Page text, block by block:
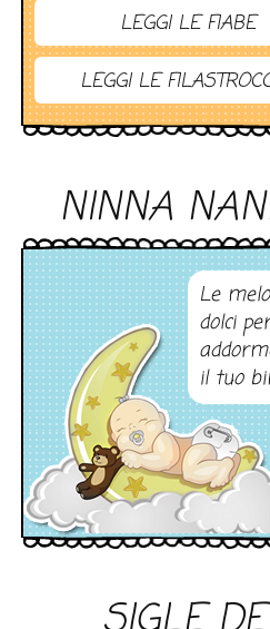
LEGGI LE FIABE
LEGGI LE
NINNA
Le
dolci
il tuo